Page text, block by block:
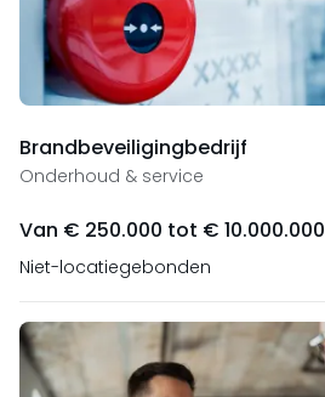
Brandbeveiligingbedrijf
Onderhoud & service
Van € 250.000 tot € 10.000.000
Niet-locatiegebonden